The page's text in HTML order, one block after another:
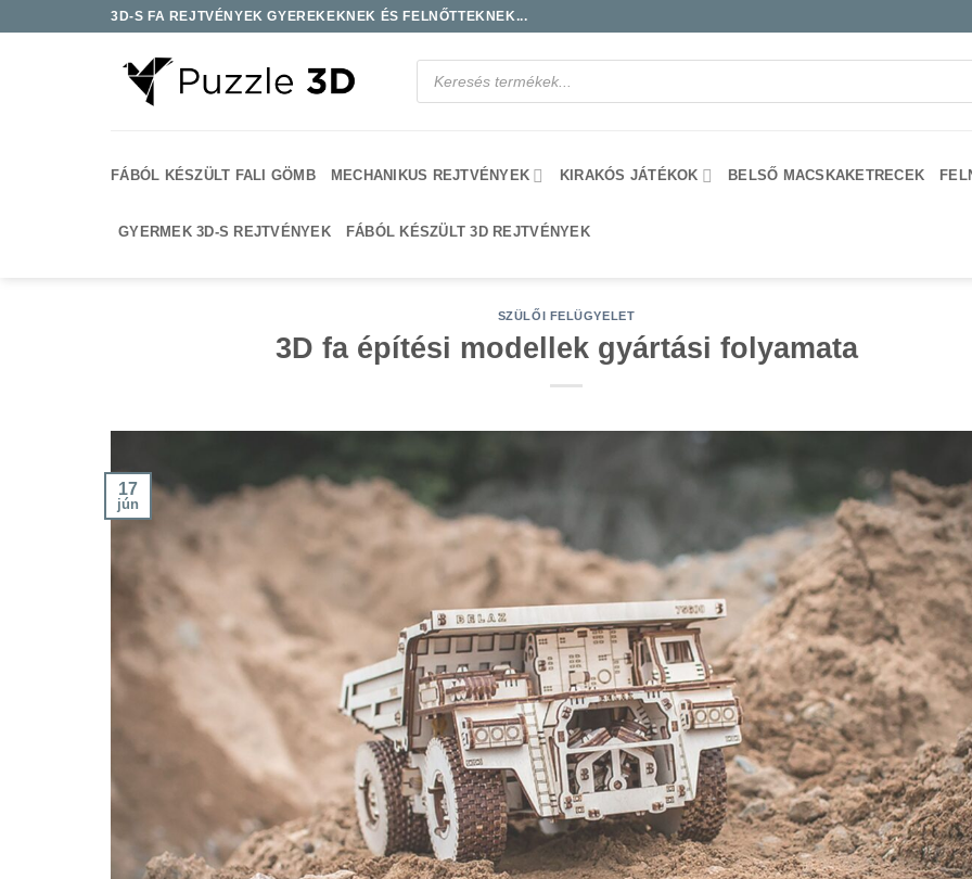
3D-S FA REJTVÉNYEK GYEREKEKNEK ÉS FELNŐTTEKNEK...
Products
search
FÁBÓL KÉSZÜLT FALI GÖMB MECHANIKUS REJTVÉNYEK KIRAKÓS JÁTÉKOK BELSŐ MACSKAKETRECEK
GYERMEK 3D-S REJTVÉNYEK FÁBÓL KÉSZÜLT 3D REJTVÉNYEK
SZÜLŐI FELÜGYELET
3D fa építési modellek gyártási folyamata
17
jún